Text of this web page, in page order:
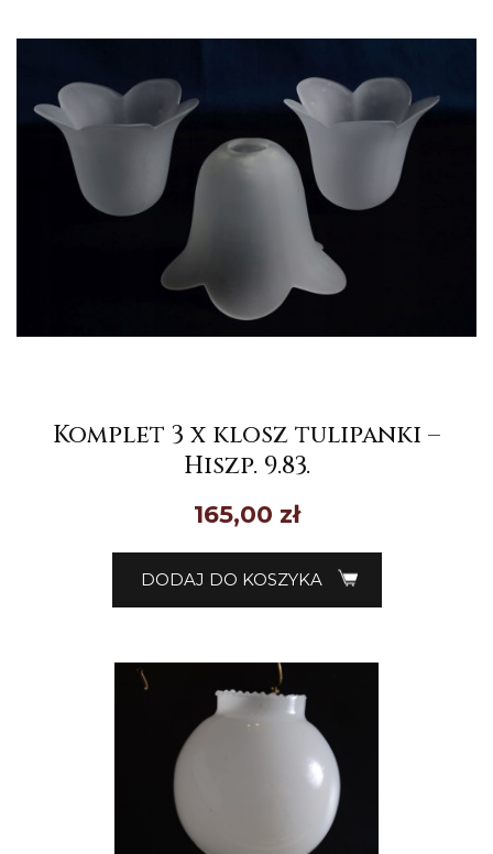
Komplet 3 x klosz tulipanki –
Hiszp. 9.83.
165,00 zł
DODAJ DO KOSZYKA